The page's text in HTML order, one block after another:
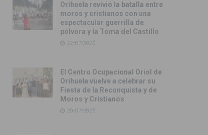
Orihuela revivió la batalla entre
moros y cristianos con una
espectacular guerrilla de
pólvora y la Toma del Castillo
22/07/2026
El Centro Ocupacional Oriol de
Orihuela vuelve a celebrar su
Fiesta de la Reconquista y de
Moros y Cristianos
20/07/2026